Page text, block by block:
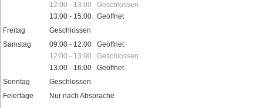
12:00 - 13:00 Geschlossen
13:00 - 15:00 Geöffnet
Freitag
Geschlossen
Samstag
09:00 - 12:00 Geöffnet
12:00 - 13:00 Geschlossen
13:00 - 16:00 Geöffnet
Sonntag
Geschlossen
Feiertage
Nur nach Absprache